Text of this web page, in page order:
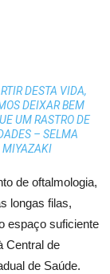
DESTA VIDA,
DEIXAR BEM
UM RASTRO DE
– SELMA
MIYAZAKI
de oftalmologia,
longas filas,
espaço suficiente
Central de
de Saúde.